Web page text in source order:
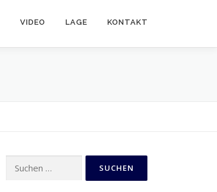
VIDEO LAGE KONTAKT
Suchen